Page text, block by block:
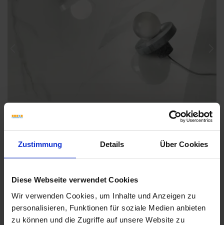
Zustimmung Details Über Cookies
Diese Webseite verwendet Cookies
Wir verwenden Cookies, um Inhalte und Anzeigen zu
personalisieren, Funktionen für soziale Medien anbieten
zu können und die Zugriffe auf unsere Website zu
Weitere Serien von Sant Agostino